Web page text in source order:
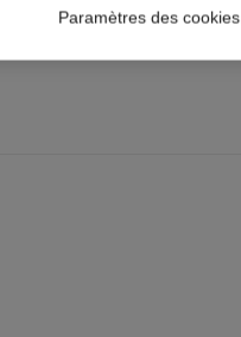
Paramètres des cookies